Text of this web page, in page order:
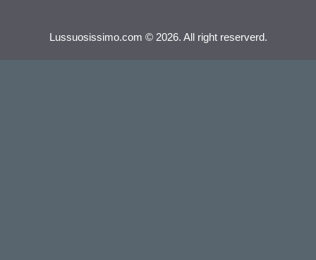
Lussuosissimo.com © 2026. All right reserverd.